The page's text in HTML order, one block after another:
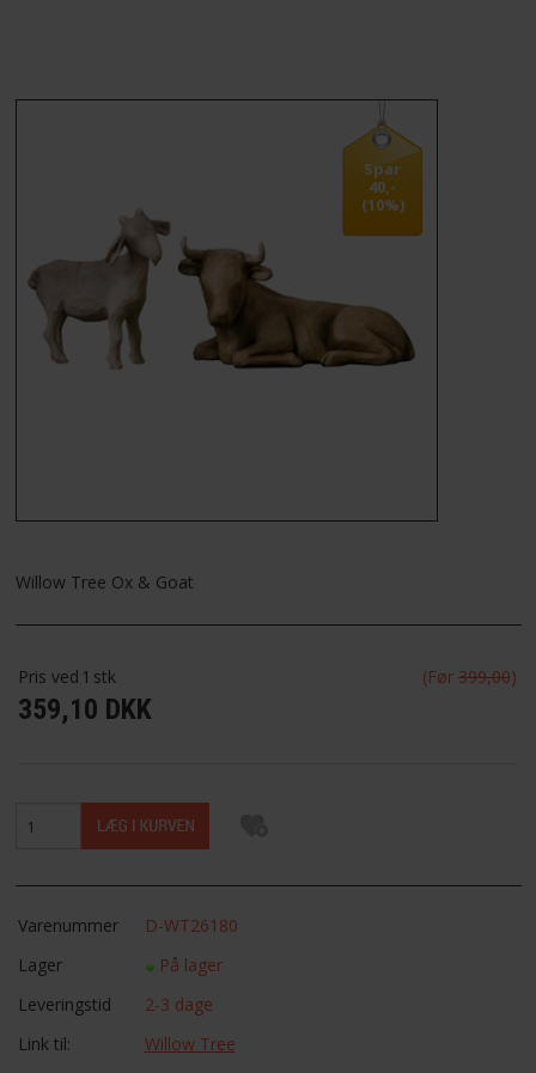
VILKÅR
PROFIL
FRAGT
FAVORIT
Spar
40,-
(10%)
Willow Tree Ox & Goat
Pris ved 1 stk (Før399,00)
359,10 DKK
Varenummer
D-WT26180
Lager
På lager
Leveringstid
2-3 dage
Link til:
Willow Tree